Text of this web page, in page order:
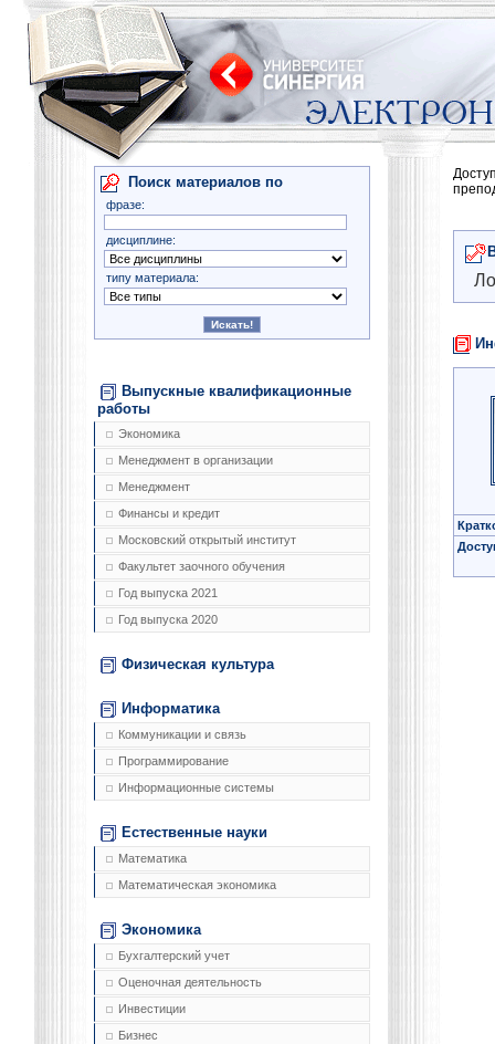
Поиск материалов по
фразе:
дисциплине:
типу материала:
Выпускные квалификационные
работы
Экономика
Менеджмент в организации
Менеджмент
Финансы и кредит
Московский открытый институт
Факультет заочного обучения
Год выпуска 2021
Год выпуска 2020
Физическая культура
Информатика
Коммуникации и связь
Программирование
Информационные системы
Естественные науки
Математика
Математическая экономика
Экономика
Бухгалтерский учет
Оценочная деятельность
Инвестиции
Бизнес